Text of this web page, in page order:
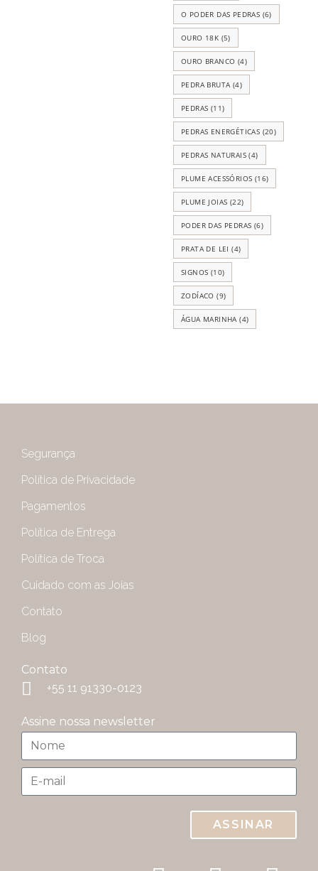
O PODER DAS PEDRAS (6)
OURO 18K (5)
OURO BRANCO (4)
PEDRA BRUTA (4)
PEDRAS (11)
PEDRAS ENERGÉTICAS (20)
PEDRAS NATURAIS (4)
PLUME ACESSÓRIOS (16)
PLUME JOIAS (22)
PODER DAS PEDRAS (6)
PRATA DE LEI (4)
SIGNOS (10)
ZODÍACO (9)
ÁGUA MARINHA (4)
Segurança
Política de Privacidade
Pagamentos
Política de Entrega
Política de Troca
Cuidado com as Joias
Contato
Blog
Contato
+55 11 91330-0123
Assine nossa newsletter
ASSINAR